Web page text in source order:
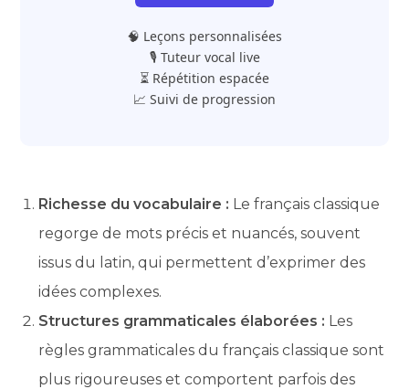
🧠 Leçons personnalisées
🎙️ Tuteur vocal live
⏳ Répétition espacée
📈 Suivi de progression
Richesse du vocabulaire : Le français classique
regorge de mots précis et nuancés, souvent
issus du latin, qui permettent d’exprimer des
idées complexes.
Structures grammaticales élaborées : Les
règles grammaticales du français classique sont
plus rigoureuses et comportent parfois des